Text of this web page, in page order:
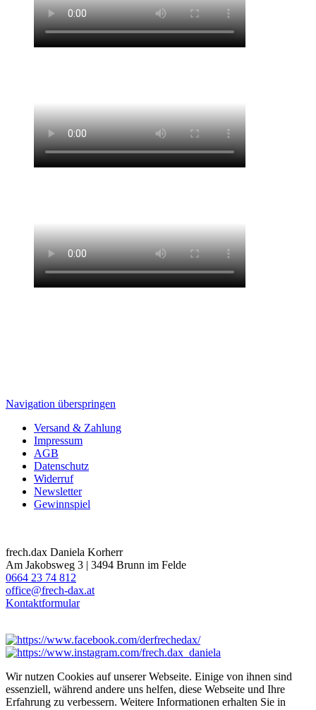
Navigation überspringen
Versand & Zahlung
Impressum
AGB
Datenschutz
Widerruf
Newsletter
Gewinnspiel
frech.dax Daniela Korherr
Am Jakobsweg 3 | 3494 Brunn im Felde
0664 23 74 812
office@frech-dax.at
Kontaktformular
Wir nutzen Cookies auf unserer Webseite. Einige von ihnen sind
essenziell, während andere uns helfen, diese Webseite und Ihre
Erfahrung zu verbessern. Weitere Informationen erhalten Sie in